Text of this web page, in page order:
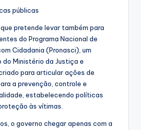
públicas
pretende levar também para
do Programa Nacional de
Cidadania (Pronasci), um
do Ministério da Justiça e
para articular ações de
a prevenção, controle e
estabelecendo políticas
às vítimas.
o governo chegar apenas com a